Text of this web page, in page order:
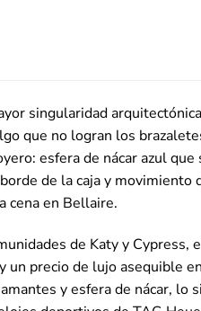
singularidad
que no logran los
esfera de nácar azul
de la caja y
cena en Bellaire.
de Katy y
precio de lujo asequible
y esfera de nácar,